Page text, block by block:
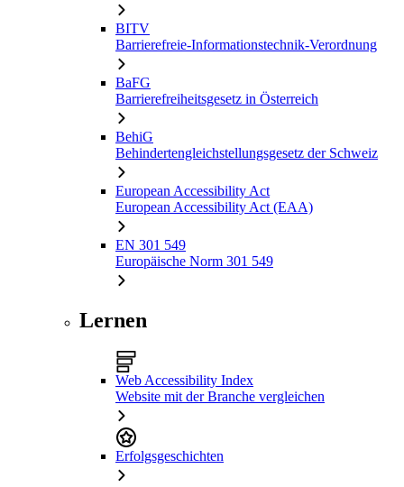
BITV
Barrierefreie-Informationstechnik-Verordnung
BaFG
Barrierefreiheitsgesetz in Österreich
BehiG
Behindertengleichstellungsgesetz der Schweiz
European Accessibility Act
European Accessibility Act (EAA)
EN 301 549
Europäische Norm 301 549
Lernen
Web Accessibility Index
Website mit der Branche vergleichen
Erfolgsgeschichten